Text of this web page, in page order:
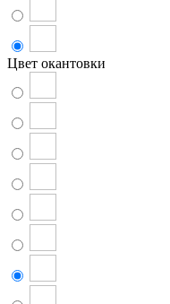
Цвет окантовки